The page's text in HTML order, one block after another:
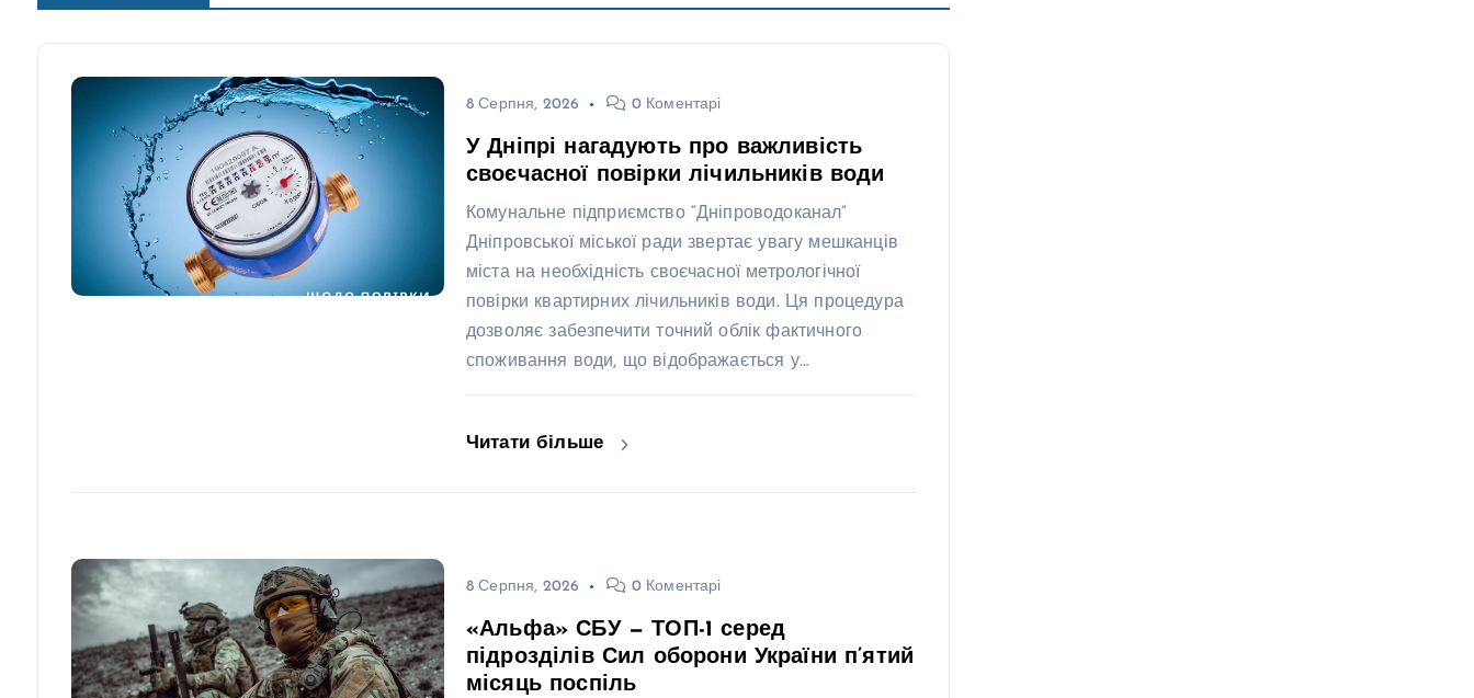
8 Серпня, 2026 0 Коментарі
У Дніпрі нагадують про важливість
своєчасної повірки лічильників води
Комунальне підприємство “Дніпроводоканал”
Дніпровської міської ради звертає увагу мешканців
міста на необхідність своєчасної метрологічної
повірки квартирних лічильників води. Ця процедура
дозволяє забезпечити точний облік фактичного
споживання води, що відображається у…
Читати більше
8 Серпня, 2026 0 Коментарі
«Альфа» СБУ — ТОП-1 серед
підрозділів Сил оборони України п’ятий
місяць поспіль